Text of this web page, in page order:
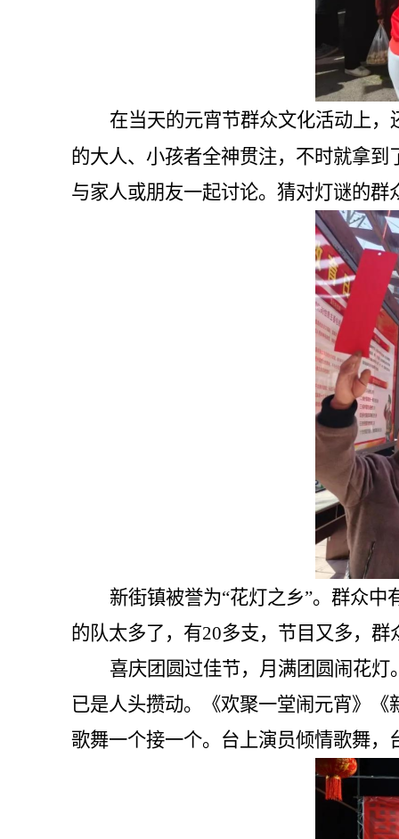
在当天的元宵节群众文化活动上
的大人、小孩者全神贯注，不时就拿到
与家人或朋友一起讨论。猜对灯谜的
新街镇被誉为“花灯之乡”。群众中
的队太多了，有20多支，节目又多，群
喜庆团圆过佳节，月满团圆闹花
已是人头攒动。《欢聚一堂闹元宵》
歌舞一个接一个。台上演员倾情歌舞，